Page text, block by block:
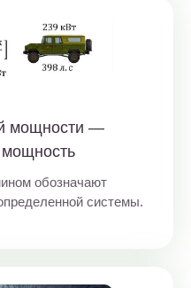
мощности —
обозначают
системы.